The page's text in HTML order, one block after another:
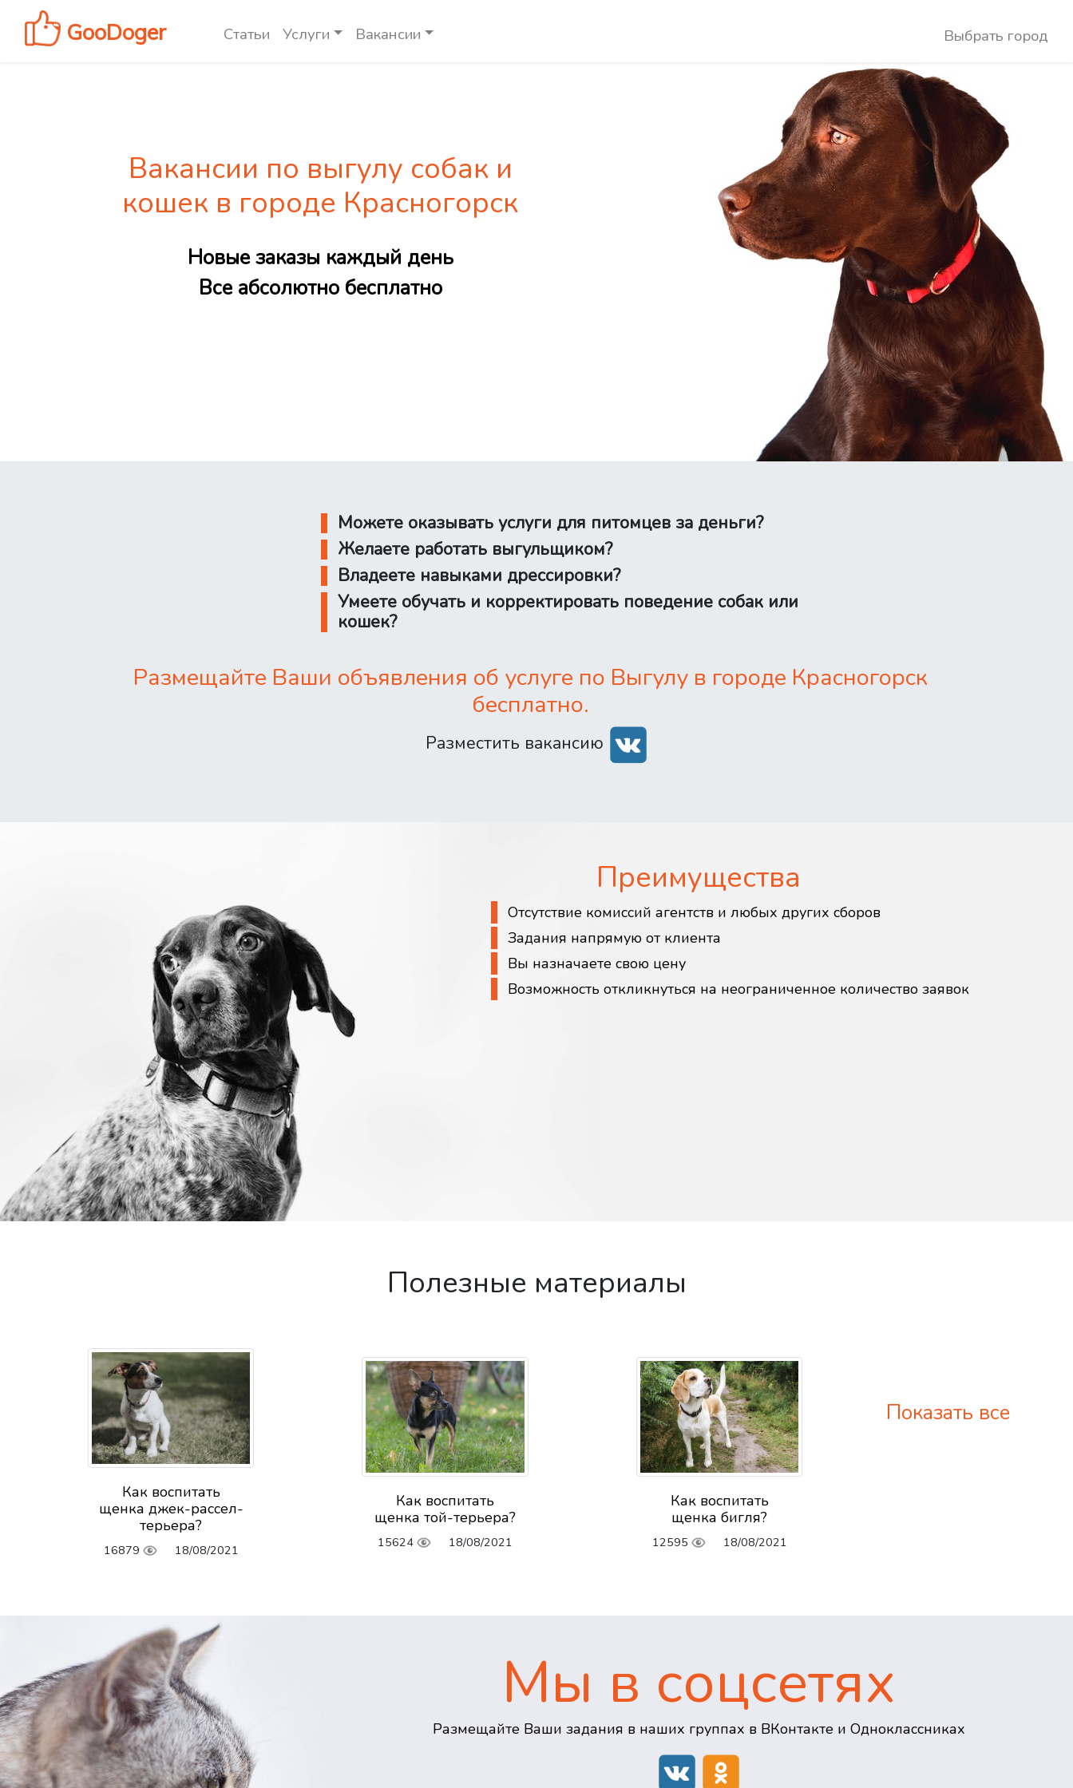
GooDoger Статьи Услуги Вакансии Выбрать город
Вакансии по выгулу собак и
кошек в городе Красногорск
Новые заказы каждый день
Все абсолютно бесплатно
Можете оказывать услуги для питомцев за деньги?
Желаете работать выгульщиком?
Владеете навыками дрессировки?
Умеете обучать и корректировать поведение собак или
кошек?
Размещайте Ваши объявления об услуге по Выгулу в городе Красногорск
бесплатно.
Разместить вакансию
Преимущества
Отсутствие комиссий агентств и любых других сборов
Задания напрямую от клиента
Вы назначаете свою цену
Возможность откликнуться на неограниченное количество заявок
Полезные материалы
Как воспитать
щенка джек-рассел-
терьера?
16879 18/08/2021
Как воспитать
щенка той-терьера?
15624 18/08/2021
Как воспитать
щенка бигля?
12595 18/08/2021
Показать все
Мы в соцсетях
Размещайте Ваши задания в наших группах в ВКонтакте и Одноклассниках